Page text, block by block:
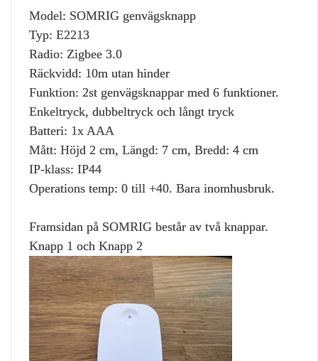
Model: SOMRIG genvägsknapp
Typ: E2213
Radio: Zigbee 3.0
Räckvidd: 10m utan hinder
Funktion: 2st genvägsknappar med 6 funktioner.
Enkeltryck, dubbeltryck och långt tryck
Batteri: 1x AAA
Mått: Höjd 2 cm, Längd: 7 cm, Bredd: 4 cm
IP-klass: IP44
Operations temp: 0 till +40. Bara inomhusbruk.
Framsidan på SOMRIG består av två knappar.
Knapp 1 och Knapp 2